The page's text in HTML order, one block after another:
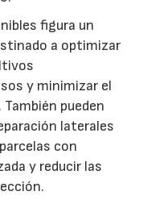
figura un
a optimizar
y minimizar el
pueden
laterales
con
y reducir las